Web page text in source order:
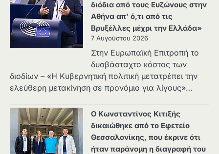
διόδια από τους Ευζώνους στην
Αθήνα απ’ ό,τι από τις
Βρυξέλλες μέχρι την Ελλάδα»
7 Αυγούστου 2026
Στην Ευρωπαϊκή Επιτροπή το
δυσβάσταχτο κόστος των
διοδίων – «Η Κυβερνητική πολιτική μετατρέπει την
ελεύθερη μετακίνηση σε προνόμιο για λίγους»…
Ο Κωνσταντίνος Κιτιξής
δικαιώθηκε από το Εφετείο
Θεσσαλονίκης, που έκρινε ότι
ήταν παράνομη η διαγραφή του